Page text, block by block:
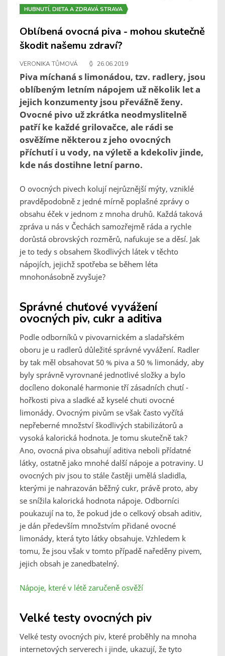
HUBNUTÍ, DIETA A ZDRAVÁ STRAVA
Oblíbená ovocná piva - mohou skutečně
škodit našemu zdraví?
VERONIKA TŮMOVÁ 26.06.2019
Piva míchaná s limonádou, tzv. radlery, jsou
oblíbeným letním nápojem už několik let a
jejich konzumenty jsou převážně ženy.
Ovocné pivo už zkrátka neodmyslitelně
patří ke každé grilovačce, ale rádi se
osvěžíme některou z jeho ovocných
příchutí i u vody, na výletě a kdekoliv jinde,
kde nás dostihne letní parno.
O ovocných pivech kolují nejrůznější mýty, vzniklé
pravděpodobně z jedné mírně poplašné zprávy o
obsahu éček v jednom z mnoha druhů. Každá taková
zpráva u nás v Čechách samozřejmě ráda a rychle
dorůstá obrovských rozměrů, nafukuje se a děsí. Jak
je to tedy s obsahem škodlivých látek v těchto
nápojích, jejichž spotřeba se během léta
mnohonásobně zvyšuje?
Správné chuťové vyvážení
ovocných piv, cukr a aditiva
Podle odborníků v pivovarnickém a sladařském
oboru je u radlerů důležité správné vyvážení. Radler
by tak měl obsahovat 50 % piva a 50 % limonády, aby
byly správně vyrovnané jednotlivé složky a bylo
docíleno dokonalé harmonie tří zásadních chutí -
hořkosti piva a sladké až kyselé chuti ovocné
limonády. Ovocným pivům se však často vyčítá
nepřeberné množství škodlivých stabilizátorů a
vysoká kalorická hodnota. Je tomu skutečně tak?
Ano, ovocná piva obsahují aditiva neboli přídatné
látky, ostatně jako mnohé další nápoje a potraviny. U
ovocných piv jsou to stále častěji umělá sladidla,
kterými je nahrazován běžný cukr, právě proto, aby
se snížila kalorická hodnota nápoje. Odborníci
poukazují na to, že pokud jde o celkový obsah aditiv,
je dán především množstvím přidané ovocné
limonády, která tyto látky obsahuje. Vzhledem k
tomu, že jsou však v tomto případě naředěny pivem,
jejich obsah je zanedbatelný.
Nápoje, které v létě zaručeně osvěží
Velké testy ovocných piv
Velké testy ovocných piv, které proběhly na mnoha
internetových serverech i jinde, ukazují, že tyto